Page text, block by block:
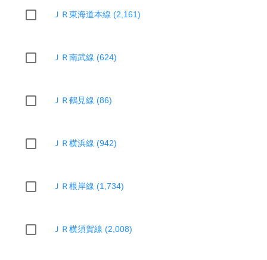
ＪＲ東海道本線 (2,161)
ＪＲ南武線 (624)
ＪＲ鶴見線 (86)
ＪＲ横浜線 (942)
ＪＲ根岸線 (1,734)
ＪＲ横須賀線 (2,008)